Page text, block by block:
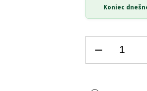
Koniec